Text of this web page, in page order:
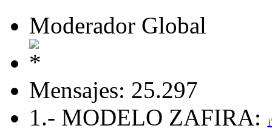
Moderador Global
Mensajes: 25.297
1.- MODELO ZAFIRA: